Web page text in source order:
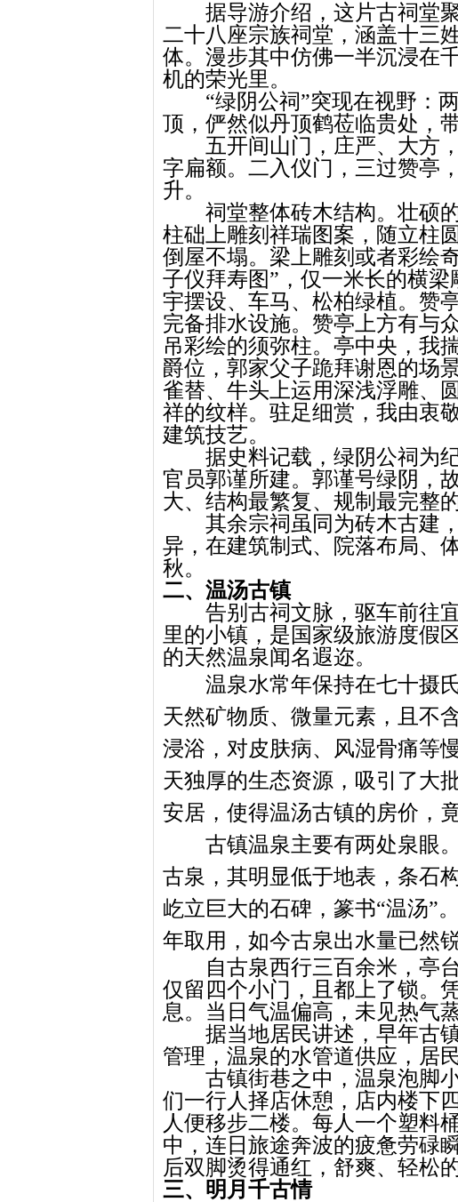
据导游介绍，这片古祠堂
二十八座宗族祠堂，涵盖十三
体。漫步其中仿佛一半沉浸在
机的荣光里。
“绿阴公祠”突现在视野：
顶，俨然似丹顶鹤莅临贵处，
五开间山门，庄严、大方
字扁额。二入仪门，三过赞亭
升。
祠堂整体砖木结构。壮硕
柱础上雕刻祥瑞图案，随立柱
倒屋不塌。梁上雕刻或者彩绘
子仪拜寿图”，仅一米长的横
宇摆设、车马、松柏绿植。赞
完备排水设施。赞亭上方有与
吊彩绘的须弥柱。亭中央，我
爵位，郭家父子跪拜谢恩的场
雀替、牛头上运用深浅浮雕、
祥的纹样。 驻足细赏， 我由衷
建筑技艺。
据史料记载，绿阴公祠为
官员郭谨所建。郭谨号绿阴，
大、结构最繁复、规制最完整的
其余宗祠虽同为砖木古建
异，在建筑制式、院落布局、
秋。
二、温汤古镇
告别古祠文脉，驱车前往
里的小镇，是国家级旅游度假
的天然温泉闻名遐迩。
温泉水常年保持在七十摄
天然矿物质、微量元素，且不
浸浴，对皮肤病、风湿骨痛等
天独厚的生态资源，吸引了大
安居，使得温汤古镇的房价，
古镇温泉主要有两处泉眼
古泉，其明显低于地表，条石
屹立巨大的石碑，篆书“温汤”
年取用，如今古泉出水量已然锐
自古泉西行三百余米，亭
仅留四个小门，且都上了锁。
息。当日气温偏高，未见热气
据当地居民讲述，早年古
管理，温泉的水管道供应，居
古镇街巷之中，温泉泡脚
们一行人择店休憩，店内楼下
人便移步二楼。每人一个塑料
中，连日旅途奔波的疲惫劳碌
后双脚烫得通红，舒爽、轻松
三、明月千古情